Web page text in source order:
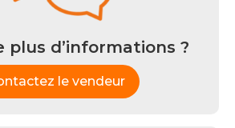
plus d’informations ?
le vendeur